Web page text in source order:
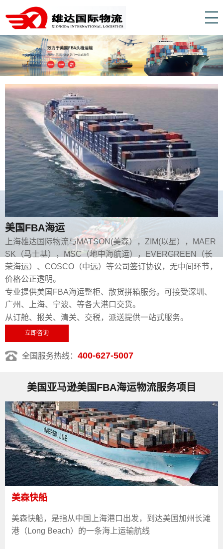
美国FBA海运
上海雄达国际物流与MATSON(美森），ZIM(以星），MAER
SK（马士基），MSC（地中海航运），EVERGREEN（长
荣海运）、COSCO（中远）等公司签订协议，无中间环节，
价格公正透明。
专业提供美国FBA海运整柜、散货拼箱服务。可接受深圳、
广州、上海、宁波、等各大港口交货。
从订舱、报关、清关、交税，派送提供一站式服务。
立即咨询
全国服务热线： 400-627-5007
美国亚马逊美国FBA海运物流服务项目
美森快船
美森快船，是指从中国上海港口出发，到达美国加州长滩
港（Long Beach）的一条海上运输航线